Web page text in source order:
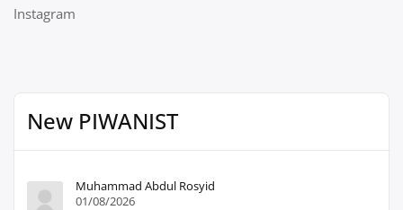
Instagram
New PIWANIST
Muhammad Abdul Rosyid
01/08/2026